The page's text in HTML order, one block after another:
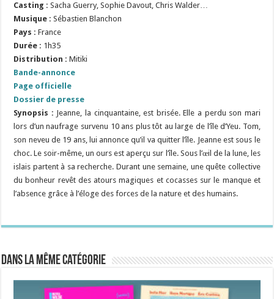
Casting :Sacha Guerry, Sophie Davout, Chris Walder…
Musique :Sébastien Blanchon
Pays : France
Durée : 1h35
Distribution : Mitiki
Bande-annonce
Page officielle
Dossier de presse
Synopsis : Jeanne, la cinquantaine, est brisée. Elle a perdu son mari
lors d’un naufrage survenu 10 ans plus tôt au large de l’île d’Yeu. Tom,
son neveu de 19 ans, lui annonce qu’il va quitter l’île. Jeanne est sous le
choc. Le soir-même, un ours est aperçu sur l’île. Sous l’œil de la lune, les
islais partent à sa recherche. Durant une semaine, une quête collective
du bonheur revêt des atours magiques et cocasses sur le manque et
l’absence grâce à l’éloge des forces de la nature et des humains.
Dans la même catégorie